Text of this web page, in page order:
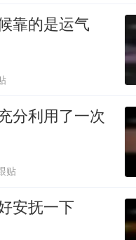
靠的是运气
分利用了一次
贴
安抚一下